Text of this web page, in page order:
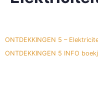
ONTDEKKINGEN 5 –
ONTDEKKINGEN 5 INFO